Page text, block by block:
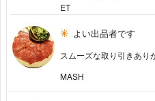
ET
よい出品者です
スムーズな取り引きあり
MASH